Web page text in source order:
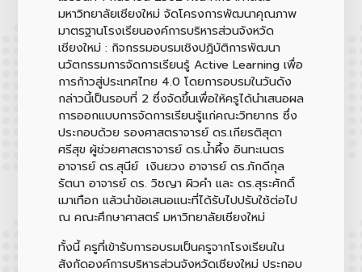
มหาวิทยาลัยเชียงใหม่ จัดโครงการพัฒนาคุณภาพ
มาตรฐานโรงเรียนองค์การบริหารส่วนจังหวัด
เชียงใหม่ : กิจกรรมอบรมเชิงปฏิบัติการพัฒนา
นวัตกรรมการจัดการเรียนรู้ Active Learning เพื่อ
การก้าวสู่ประเทศไทย 4.0 โดยการอบรมในวันดัง
กล่าวนี้เป็นรอบที่ 2 ซึ่งจัดขึ้นเพื่อให้ครูได้นำเสนอผล
การออกแบบการจัดการเรียนรู้แก่คณะวิทยากร ซึ่ง
ประกอบด้วย รองศาสตราจารย์ ดร.เกียรติสุดา
ศรีสุข ผู้ช่วยศาสตราจารย์ ดร.น้ำผึ้ง อินทะเนตร
อาจารย์ ดร.สุนีย์ เงินยวง อาจารย์ ดร.ภักดีกุล
รัตนา อาจารย์ ดร. วิชญา ผิวคำ และ ดร.สุระศักดิ์
เมาเทือก แล้วนำข้อเสนอแนะที่ได้รับไปปรับใช้ต่อไป
ณ คณะศึกษาศาสตร์ มหาวิทยาลัยเชียงใหม่
ทั้งนี้ ครูที่เข้ารับการอบรมเป็นครูจากโรงเรียนใน
สังกัดองค์การบริหารส่วนจังหวัดเชียงใหม่ ประกอบ